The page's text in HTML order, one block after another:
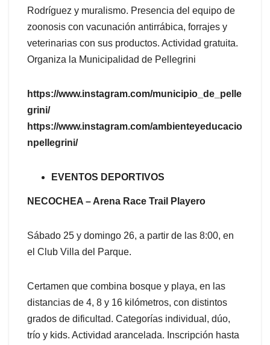
Rodríguez y muralismo. Presencia del equipo de
zoonosis con vacunación antirrábica, forrajes y
veterinarias con sus productos. Actividad gratuita.
Organiza la Municipalidad de Pellegrini
https://www.instagram.com/municipio_de_pelle
grini/
https://www.instagram.com/ambienteyeducacio
npellegrini/
EVENTOS DEPORTIVOS
NECOCHEA – Arena Race Trail Playero
Sábado 25 y domingo 26, a partir de las 8:00, en
el Club Villa del Parque.
Certamen que combina bosque y playa, en las
distancias de 4, 8 y 16 kilómetros, con distintos
grados de dificultad. Categorías individual, dúo,
trío y kids. Actividad arancelada. Inscripción hasta